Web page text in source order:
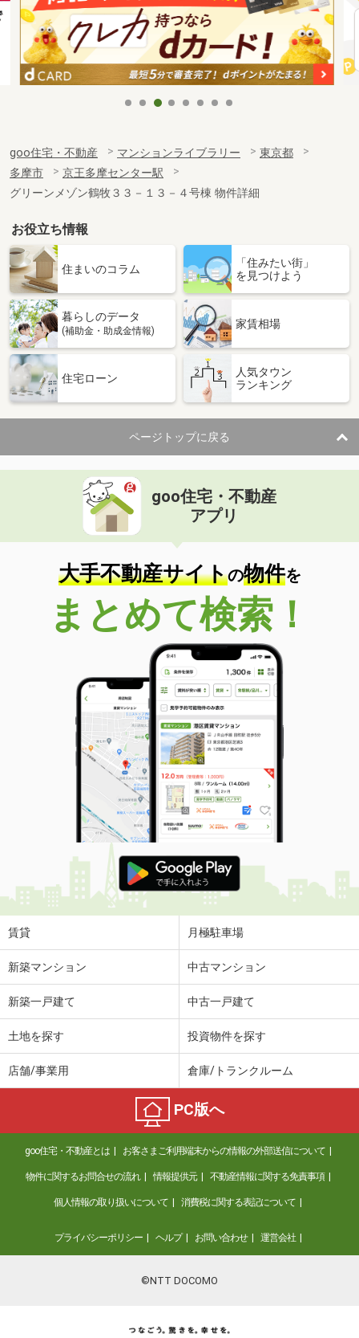
goo住宅・不動産 マンションライブラリー
東京都
多摩市
京王多摩センター駅
グリーンメゾン鶴牧３３－１３－４号棟 物件詳細
お役立ち情報
住まいのコラム
「住みたい街」
を見つけよう
暮らしのデータ
(補助金・助成金情報)
家賃相場
住宅ローン
人気タウン
ランキング
ページトップに戻る
goo住宅・不動産
アプリ
大手不動産サイトの物件を
まとめて検索！
賃貸 月極駐車場
新築マンション 中古マンション
新築一戸建て 中古一戸建て
土地を探す 投資物件を探す
店舗/事業用 倉庫/トランクルーム
PC版へ
goo住宅・不動産とは お客さまご利用端末からの情報の外部送信について
物件に関するお問合せの流れ 情報提供元 不動産情報に関する免責事項
個人情報の取り扱いについて 消費税に関する表記について
プライバシーポリシー ヘルプ お問い合わせ 運営会社
©NTT DOCOMO